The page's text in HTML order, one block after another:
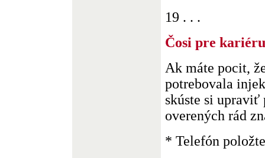
19 . . .
Čosi pre kariéru
Ak máte pocit,
potrebovala
skúste si
overených rád
* Telefón